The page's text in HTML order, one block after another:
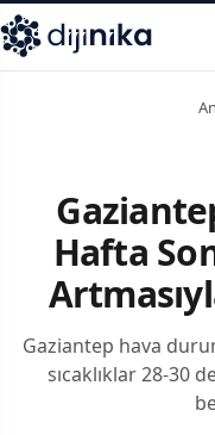
,Marmara Mahallesi,
Hafta
Gaziantep hava
sıcaklıklar 28-30